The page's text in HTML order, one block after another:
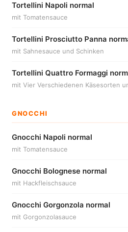
Tortellini Napoli normal
mit Tomatensauce
Tortellini Prosciutto Panna
mit Sahnesauce und Schinken
Tortellini Quattro Formaggi
mit Vier Verschiedenen Käsesorten
GNOCCHI
Gnocchi Napoli normal
mit Tomatensauce
Gnocchi Bolognese normal
mit Hackfleischsauce
Gnocchi Gorgonzola normal
mit Gorgonzolasauce